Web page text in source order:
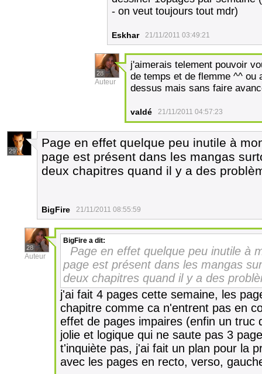
- on veut toujours tout mdr)
Eskhar 21/11/2011 03:49:21
28
Auteur
j'aimerais telement pouvoir
de temps et de flemme ^^ ou
dessus mais sans faire
valdé 21/11/2011 04:57:23
29
Page en effet quelque peu inutile à
page est présent dans les mangas
deux chapitres quand il y a des
BigFire 21/11/2011 08:55:59
28
Auteur
BigFire a dit:
Page en effet quelque peu inutile à
page est présent dans les mangas
deux chapitres quand il y a des
j'ai fait 4 pages cette semaine, les
chapitre comme ca n'entrent pas en
effet de pages impaires (enfin un truc
jolie et logique qui ne saute pas 3
t'inquiète pas, j'ai fait un plan pour la
avec les pages en recto, verso,